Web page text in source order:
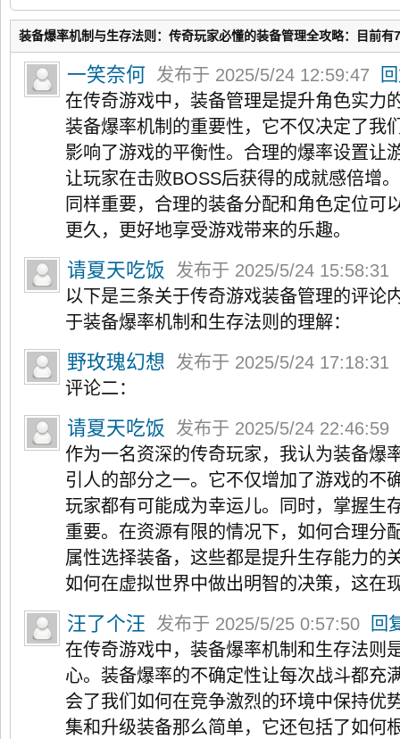
与战略价值
装备爆率机制与生存法则：传奇玩家必懂的装备管理全攻略：目前有
一笑奈何 发布于 2025/5/24 12:59:47
在传奇游戏中，装备管理是提升角色实力
装备爆率机制的重要性，它不仅决定了我
影响了游戏的平衡性。合理的爆率设置让
让玩家在击败BOSS后获得的成就感倍增
同样重要，合理的装备分配和角色定位可
更久，更好地享受游戏带来的乐趣。
请夏天吃饭
发布于 2025/5/24 15:58:31
以下是三条关于传奇游戏装备管理的评论
于装备爆率机制和生存法则的理解：
野玫瑰幻想
发布于 2025/5/24 17:18:31
评论二：
请夏天吃饭
发布于 2025/5/24 22:46:59
作为一名资深的传奇玩家，我认为装备爆
引人的部分之一。它不仅增加了游戏的不
玩家都有可能成为幸运儿。同时，掌握生
重要。在资源有限的情况下，如何合理分
属性选择装备，这些都是提升生存能力的
如何在虚拟世界中做出明智的决策，这在
汪了个汪 发布于 2025/5/25 0:57:50
回
在传奇游戏中，装备爆率机制和生存法则
心。装备爆率的不确定性让每次战斗都充
会了我们如何在竞争激烈的环境中保持优
集和升级装备那么简单，它还包括了如何